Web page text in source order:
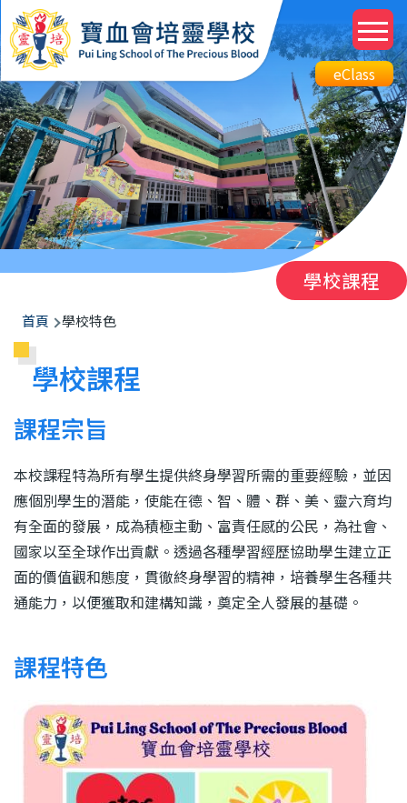
移至主內容
Top
eClass
Btn
eClass
學校課程
導
航
連
首頁 學校特色
學校課程
課程宗旨
本校課程特為所有學生提供終身學習所需的重要經驗，並因
應個別學生的潛能，使能在德、智、體、群、美、靈六育均
有全面的發展，成為積極主動、富責任感的公民，為社會、
國家以至全球作出貢獻。透過各種學習經歷協助學生建立正
面的價值觀和態度，貫徹終身學習的精神，培養學生各種共
通能力，以便獲取和建構知識，奠定全人發展的基礎。
課程特色